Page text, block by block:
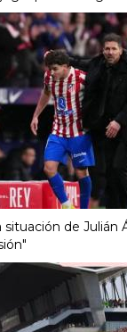
de Julián